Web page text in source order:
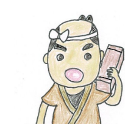
さき 集会
2015.3.8 第4回原発
き 集会
2016.1.31 日本と原発